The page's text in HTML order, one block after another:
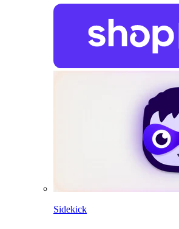
Sidekick